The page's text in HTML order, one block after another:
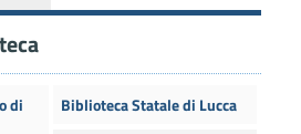
di
Biblioteca Statale di Lucca